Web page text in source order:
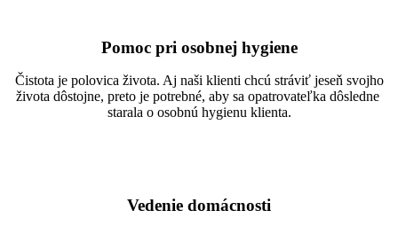
Pomoc pri osobnej hygiene
Čistota je polovica života. Aj naši klienti chcú stráviť jeseň svojho
života dôstojne, preto je potrebné, aby sa opatrovateľka dôsledne
starala o osobnú hygienu klienta.
Vedenie domácnosti